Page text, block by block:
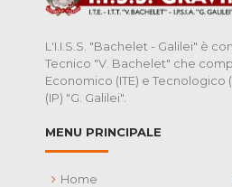
L'I.I.S.S. "Bachelet - Galilei" è
Tecnico "V. Bachelet" che
Economico (ITE) e Tecnologico
(IP) "G. Galilei".
MENU PRINCIPALE
Home